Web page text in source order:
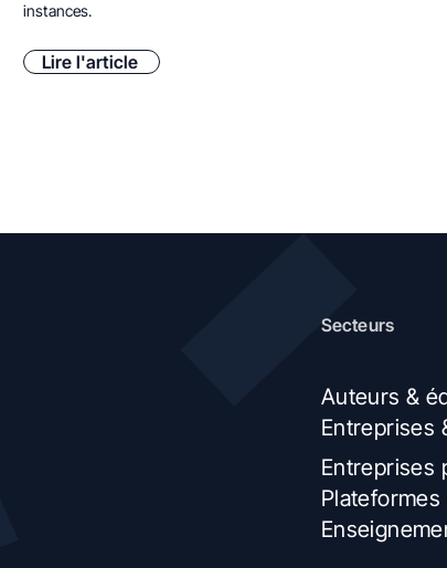
instances.
Lire l'article
Secteurs
Auteurs &
Entreprises
Entreprises
Plateformes